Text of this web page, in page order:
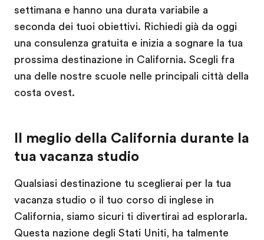
settimana e hanno una durata variabile a
seconda dei tuoi obiettivi. Richiedi già da oggi
una consulenza gratuita e inizia a sognare la tua
prossima destinazione in California. Scegli fra
una delle nostre scuole nelle principali città della
costa ovest.
Il meglio della California durante la
tua vacanza studio
Qualsiasi destinazione tu sceglierai per la tua
vacanza studio o il tuo corso di inglese in
California, siamo sicuri ti divertirai ad esplorarla.
Questa nazione degli Stati Uniti, ha talmente